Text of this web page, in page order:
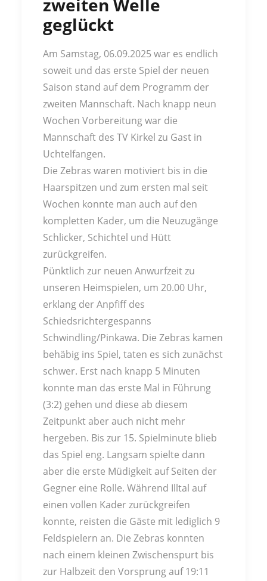
zweiten Welle
geglückt
Am Samstag, 06.09.2025 war es endlich
soweit und das erste Spiel der neuen
Saison stand auf dem Programm der
zweiten Mannschaft. Nach knapp neun
Wochen Vorbereitung war die
Mannschaft des TV Kirkel zu Gast in
Uchtelfangen.
Die Zebras waren motiviert bis in die
Haarspitzen und zum ersten mal seit
Wochen konnte man auch auf den
kompletten Kader, um die Neuzugänge
Schlicker, Schichtel und Hütt
zurückgreifen.
Pünktlich zur neuen Anwurfzeit zu
unseren Heimspielen, um 20.00 Uhr,
erklang der Anpfiff des
Schiedsrichtergespanns
Schwindling/Pinkawa. Die Zebras kamen
behäbig ins Spiel, taten es sich zunächst
schwer. Erst nach knapp 5 Minuten
konnte man das erste Mal in Führung
(3:2) gehen und diese ab diesem
Zeitpunkt aber auch nicht mehr
hergeben. Bis zur 15. Spielminute blieb
das Spiel eng. Langsam spielte dann
aber die erste Müdigkeit auf Seiten der
Gegner eine Rolle. Während Illtal auf
einen vollen Kader zurückgreifen
konnte, reisten die Gäste mit lediglich 9
Feldspielern an. Die Zebras konnten
nach einem kleinen Zwischenspurt bis
zur Halbzeit den Vorsprung auf 19:11